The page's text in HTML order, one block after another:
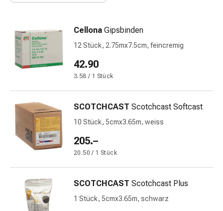
Elastische
Wundbinden
Fingerverbände
Fixationspflaster
Gazen
Kompressionsbinden
Pflaster
Pflasterbinden,
Tapes
&
Netzverbände
Cellona Gipsbinden
12 Stück, 2.75mx7.5cm, feincremig
42.90
3.58 / 1 Stück
SCOTCHCAST Scotchcast Softcast
10 Stück, 5cmx3.65m, weiss
205.–
20.50 / 1 Stück
SCOTCHCAST Scotchcast Plus
1 Stück, 5cmx3.65m, schwarz